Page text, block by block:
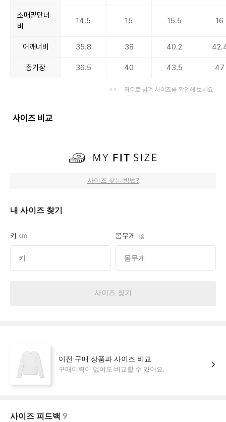
소매밑단너
비
14.5 15 15.5 16
어깨너비 35.8 38 40.2
총기장 36.5 40 43.5 47
좌우로 넘겨 사이즈를 확인해 보세요
사이즈 비교